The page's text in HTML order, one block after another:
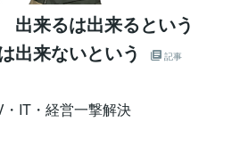
来るは出来るという
出来ないという
記事
IT・経営一撃解決